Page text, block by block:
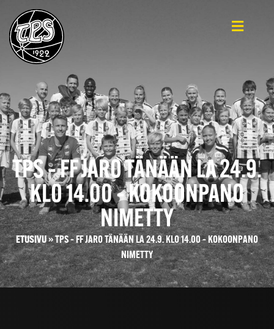
TPS – FF JARO TÄNÄÄN LA 24.9.
KLO 14.00 – KOKOONPANO
NIMETTY
ETUSIVU»TPS – FF JARO TÄNÄÄN LA 24.9. KLO 14.00 – KOKOONPANO
NIMETTY